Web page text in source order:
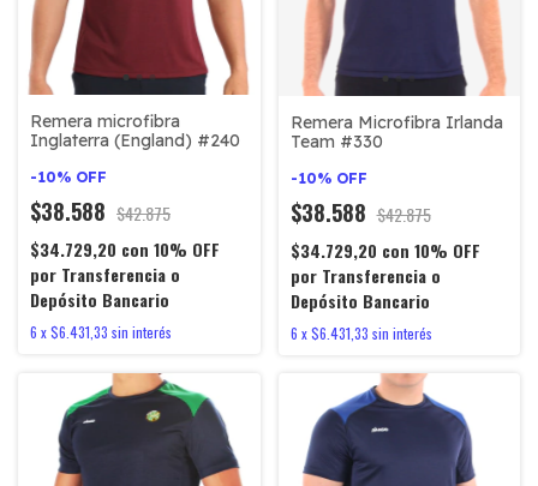
Remera microfibra
Inglaterra (England) #240
-10% OFF
$38.588 $42.875
$34.729,20 con 10% OFF
por Transferencia o
Depósito Bancario
6 x$6.431,33 sin interés
Remera Microfibra Irlanda
Team #330
-10% OFF
$38.588 $42.875
$34.729,20 con 10% OFF
por Transferencia o
Depósito Bancario
6 x$6.431,33 sin interés